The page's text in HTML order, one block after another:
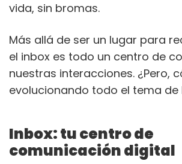
vida, sin bromas.
Más allá de ser un lugar para
el inbox es todo un centro de
nuestras interacciones. ¿Pero,
evolucionando todo el tema de
Inbox: tu centro de
comunicación digital